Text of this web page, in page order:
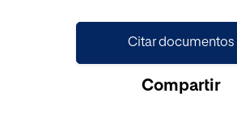
Citar documentos
Compartir